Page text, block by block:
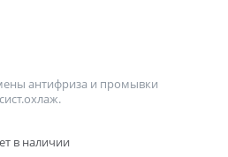
антифриза и промывки
сист.охлаж.
в наличии